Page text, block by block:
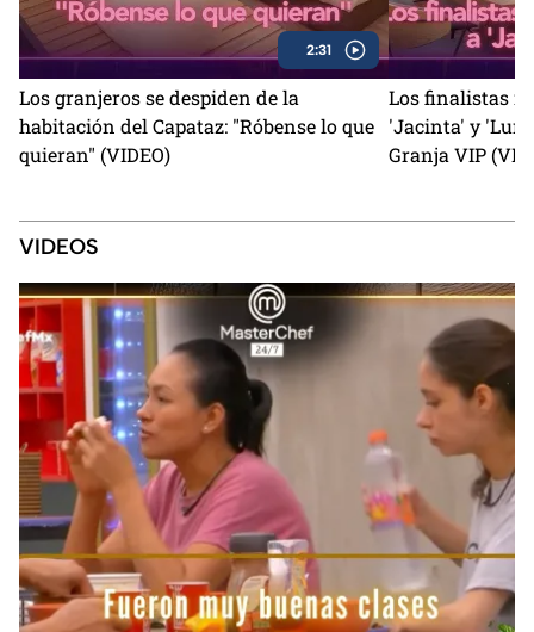
2:31
Los granjeros se despiden de la
habitación del Capataz: "Róbense lo que
quieran" (VIDEO)
Los finalistas
'Jacinta' y
Granja VIP
VIDEOS